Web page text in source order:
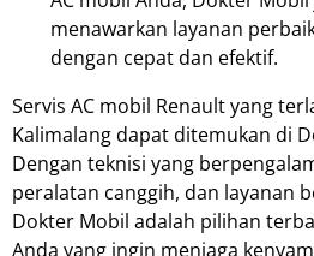
menawarkan layanan
dengan cepat dan efektif.
Servis AC mobil Renault yang
Kalimalang dapat ditemukan di
Dengan teknisi yang
peralatan canggih, dan layanan
Dokter Mobil adalah pilihan
Anda yang ingin menjaga